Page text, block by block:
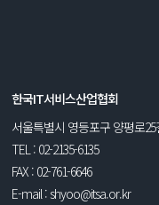
한국IT서비스산업협회
서울특별시 영등포구 양평로25
TEL : 02-2135-6135
FAX : 02-761-6646
E-mail : shyoo@itsa.or.kr